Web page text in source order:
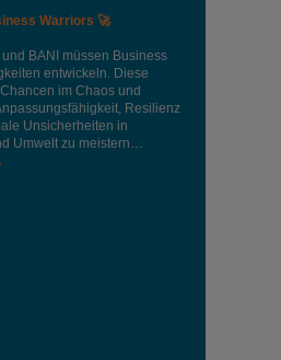
Warriors 🚀
und BANI müssen Business
entwickeln. Diese
im Chaos und
Resilienz
Unsicherheiten in
Umwelt zu meistern…